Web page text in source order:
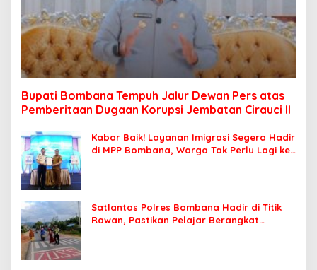
Bupati Bombana Tempuh Jalur Dewan Pers atas
Pemberitaan Dugaan Korupsi Jembatan Cirauci II
Kabar Baik! Layanan Imigrasi Segera Hadir
di MPP Bombana, Warga Tak Perlu Lagi ke
Satlantas Polres Bombana Hadir di Titik
Rawan, Pastikan Pelajar Berangkat